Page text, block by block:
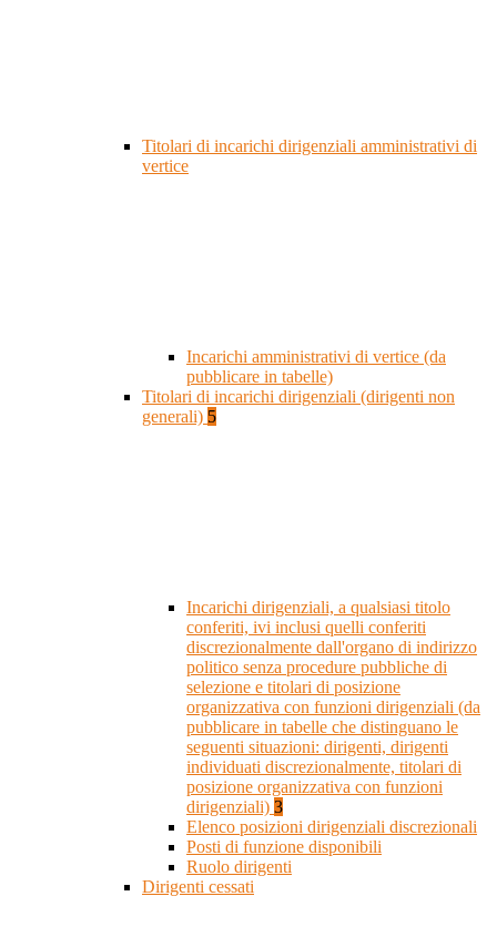
Titolari di incarichi dirigenziali amministrativi di
vertice
Incarichi amministrativi di vertice (da
pubblicare in tabelle)
Titolari di incarichi dirigenziali (dirigenti non
generali) 5
Incarichi dirigenziali, a qualsiasi titolo
conferiti, ivi inclusi quelli conferiti
discrezionalmente dall'organo di indirizzo
politico senza procedure pubbliche di
selezione e titolari di posizione
organizzativa con funzioni dirigenziali (da
pubblicare in tabelle che distinguano le
seguenti situazioni: dirigenti, dirigenti
individuati discrezionalmente, titolari di
posizione organizzativa con funzioni
dirigenziali) 3
Elenco posizioni dirigenziali discrezionali
Posti di funzione disponibili
Ruolo dirigenti
Dirigenti cessati